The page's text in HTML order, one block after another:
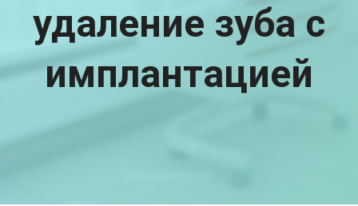
удаление зуба с
имплантацией